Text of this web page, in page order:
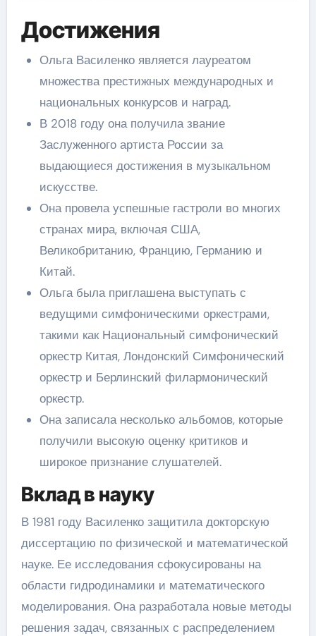
Достижения
Ольга Василенко является лауреатом
множества престижных международных и
национальных конкурсов и наград.
В 2018 году она получила звание
Заслуженного артиста России за
выдающиеся достижения в музыкальном
искусстве.
Она провела успешные гастроли во многих
странах мира, включая США,
Великобританию, Францию, Германию и
Китай.
Ольга была приглашена выступать с
ведущими симфоническими оркестрами,
такими как Национальный симфонический
оркестр Китая, Лондонский Симфонический
оркестр и Берлинский филармонический
оркестр.
Она записала несколько альбомов, которые
получили высокую оценку критиков и
широкое признание слушателей.
Вклад в науку
В 1981 году Василенко защитила докторскую
диссертацию по физической и математической
науке. Ее исследования сфокусированы на
области гидродинамики и математического
моделирования. Она разработала новые методы
решения задач, связанных с распределением